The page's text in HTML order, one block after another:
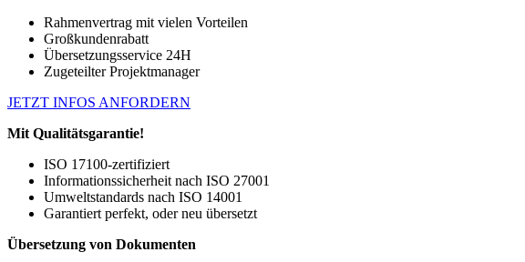
Rahmenvertrag mit vielen Vorteilen
Großkundenrabatt
Übersetzungsservice 24H
Zugeteilter Projektmanager
JETZT INFOS ANFORDERN
Mit Qualitätsgarantie!
ISO 17100-zertifiziert
Informationssicherheit nach ISO 27001
Umweltstandards nach ISO 14001
Garantiert perfekt, oder neu übersetzt
Übersetzung von Dokumenten